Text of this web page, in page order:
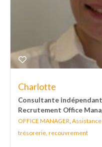
Charlotte
Consultante indépendante : Administratif
Recrutement Office
OFFICE MANAGER
trésorerie, recouvrement